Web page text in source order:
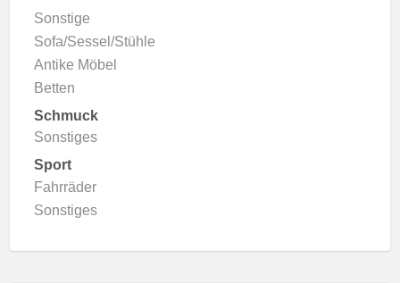
Sonstige
Sofa/Sessel/Stühle
Antike Möbel
Betten
Schmuck
Sonstiges
Sport
Fahrräder
Sonstiges